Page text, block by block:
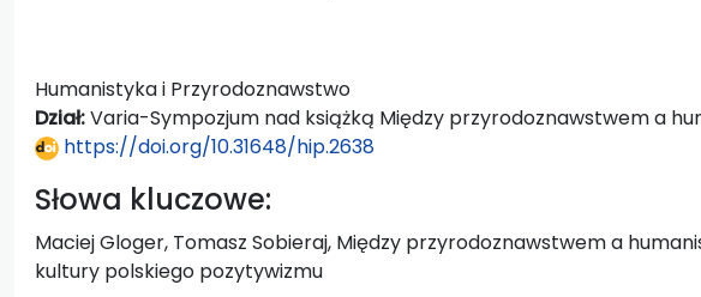
Humanistyka i Przyrodoznawstwo
Dział:Varia-Sympozjum nad książką Między przyrodoznawstwem a
https://doi.org/10.31648/hip.2638
Słowa kluczowe:
Maciej Gloger, Tomasz Sobieraj, Między przyrodoznawstwem a
kultury polskiego pozytywizmu